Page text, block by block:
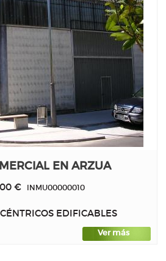
EN ARZUA
€INMU00000010
EDIFICABLES
Ver más